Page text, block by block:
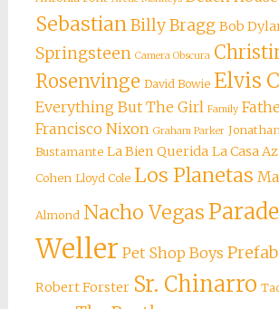
SebastianBilly Bragg Bob
Springsteen Camera Obscura
Rosenvinge David Bowie Elvis
Everything But The Girl Family
Francisco Nixon Graham Parker
Bustamante La Bien Querida La Casa
Cohen Lloyd Cole Los Planetas
Almond Nacho Vegas Parade
Weller Pet Shop Boys
Robert Forster Sr. Chinarro